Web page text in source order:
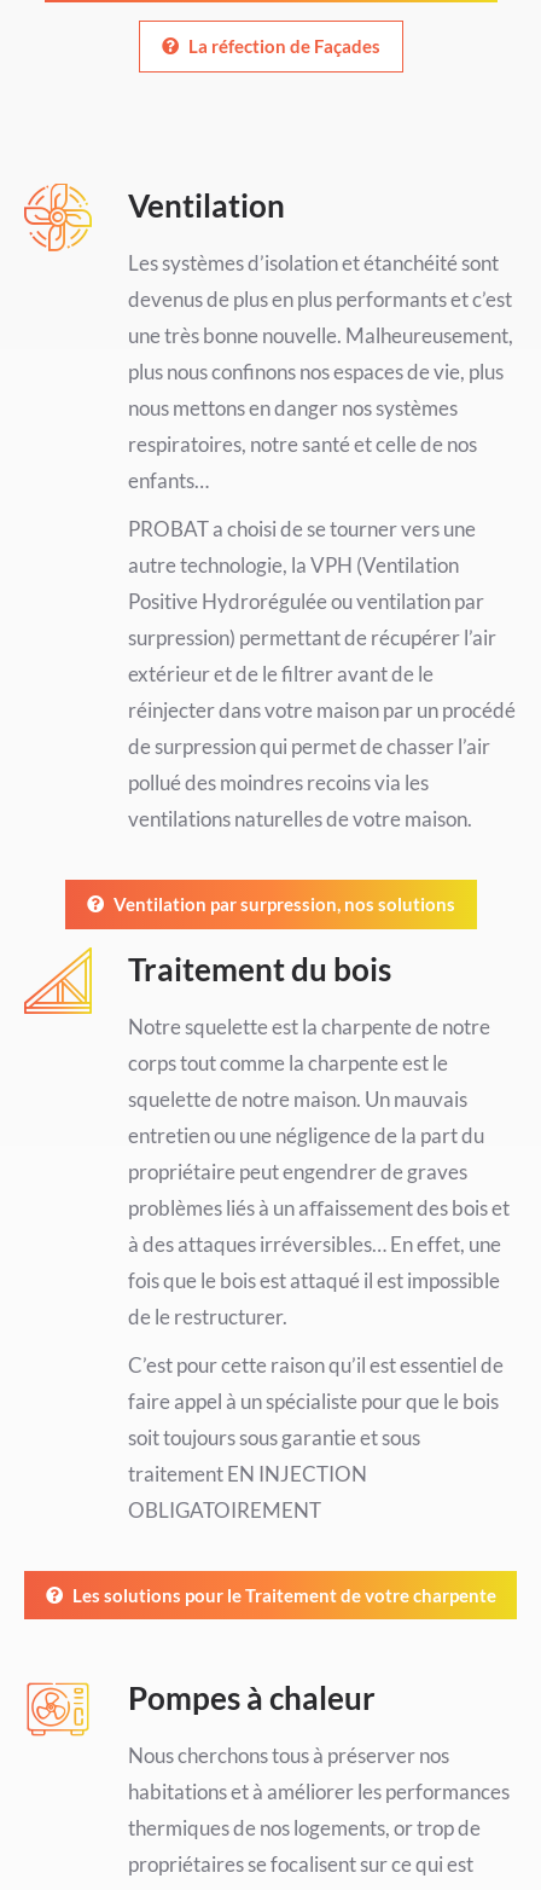
La réfection de Façades
Ventilation
Les systèmes d’isolation et étanchéité sont
devenus de plus en plus performants et c’est
une très bonne nouvelle. Malheureusement,
plus nous confinons nos espaces de vie, plus
nous mettons en danger nos systèmes
respiratoires, notre santé et celle de nos
enfants…
PROBAT a choisi de se tourner vers une
autre technologie, la VPH (Ventilation
Positive Hydrorégulée ou ventilation par
surpression) permettant de récupérer l’air
extérieur et de le filtrer avant de le
réinjecter dans votre maison par un procédé
de surpression qui permet de chasser l’air
pollué des moindres recoins via les
ventilations naturelles de votre maison.
Ventilation par surpression, nos solutions
Traitement du bois
Notre squelette est la charpente de notre
corps tout comme la charpente est le
squelette de notre maison. Un mauvais
entretien ou une négligence de la part du
propriétaire peut engendrer de graves
problèmes liés à un aﬀaissement des bois et
à des attaques irréversibles… En effet, une
fois que le bois est attaqué il est impossible
de le restructurer.
C’est pour cette raison qu’il est essentiel de
faire appel à un spécialiste pour que le bois
soit toujours sous garantie et sous
traitement EN INJECTION
OBLIGATOIREMENT
Les solutions pour le Traitement de votre charpente
Pompes à chaleur
Nous cherchons tous à préserver nos
habitations et à améliorer les performances
thermiques de nos logements, or trop de
propriétaires se focalisent sur ce qui est